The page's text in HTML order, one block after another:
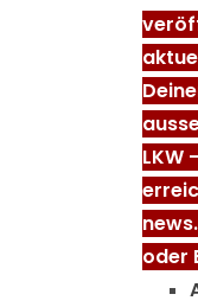
LKW
oder